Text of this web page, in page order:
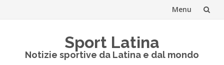
Menu
Sport Latina
Notizie sportive da Latina e dal mondo